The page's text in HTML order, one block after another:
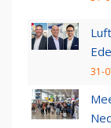
31-